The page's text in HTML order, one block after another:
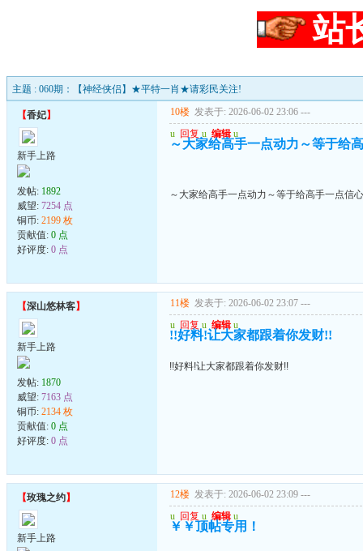
站
主题 : 060期：【神经侠侣】★平特一肖★请彩民关注!
【香妃】
新手上路
发帖: 1892
威望: 7254 点
铜币: 2199 枚
贡献值: 0 点
好评度: 0 点
10楼 发表于: 2026-06-02 23:06 ---
u 回复 u 编辑 u
～大家给高手一点动力～等于给
～大家给高手一点动力～等于给高手一点信
【深山悠林客】
新手上路
发帖: 1870
威望: 7163 点
铜币: 2134 枚
贡献值: 0 点
好评度: 0 点
11楼 发表于: 2026-06-02 23:07 ---
u 回复 u 编辑 u
!!好料!让大家都跟着你发财!!
!!好料!让大家都跟着你发财!!
【玫瑰之约】
新手上路
12楼 发表于: 2026-06-02 23:09 ---
u 回复 u 编辑 u
￥￥顶帖专用！